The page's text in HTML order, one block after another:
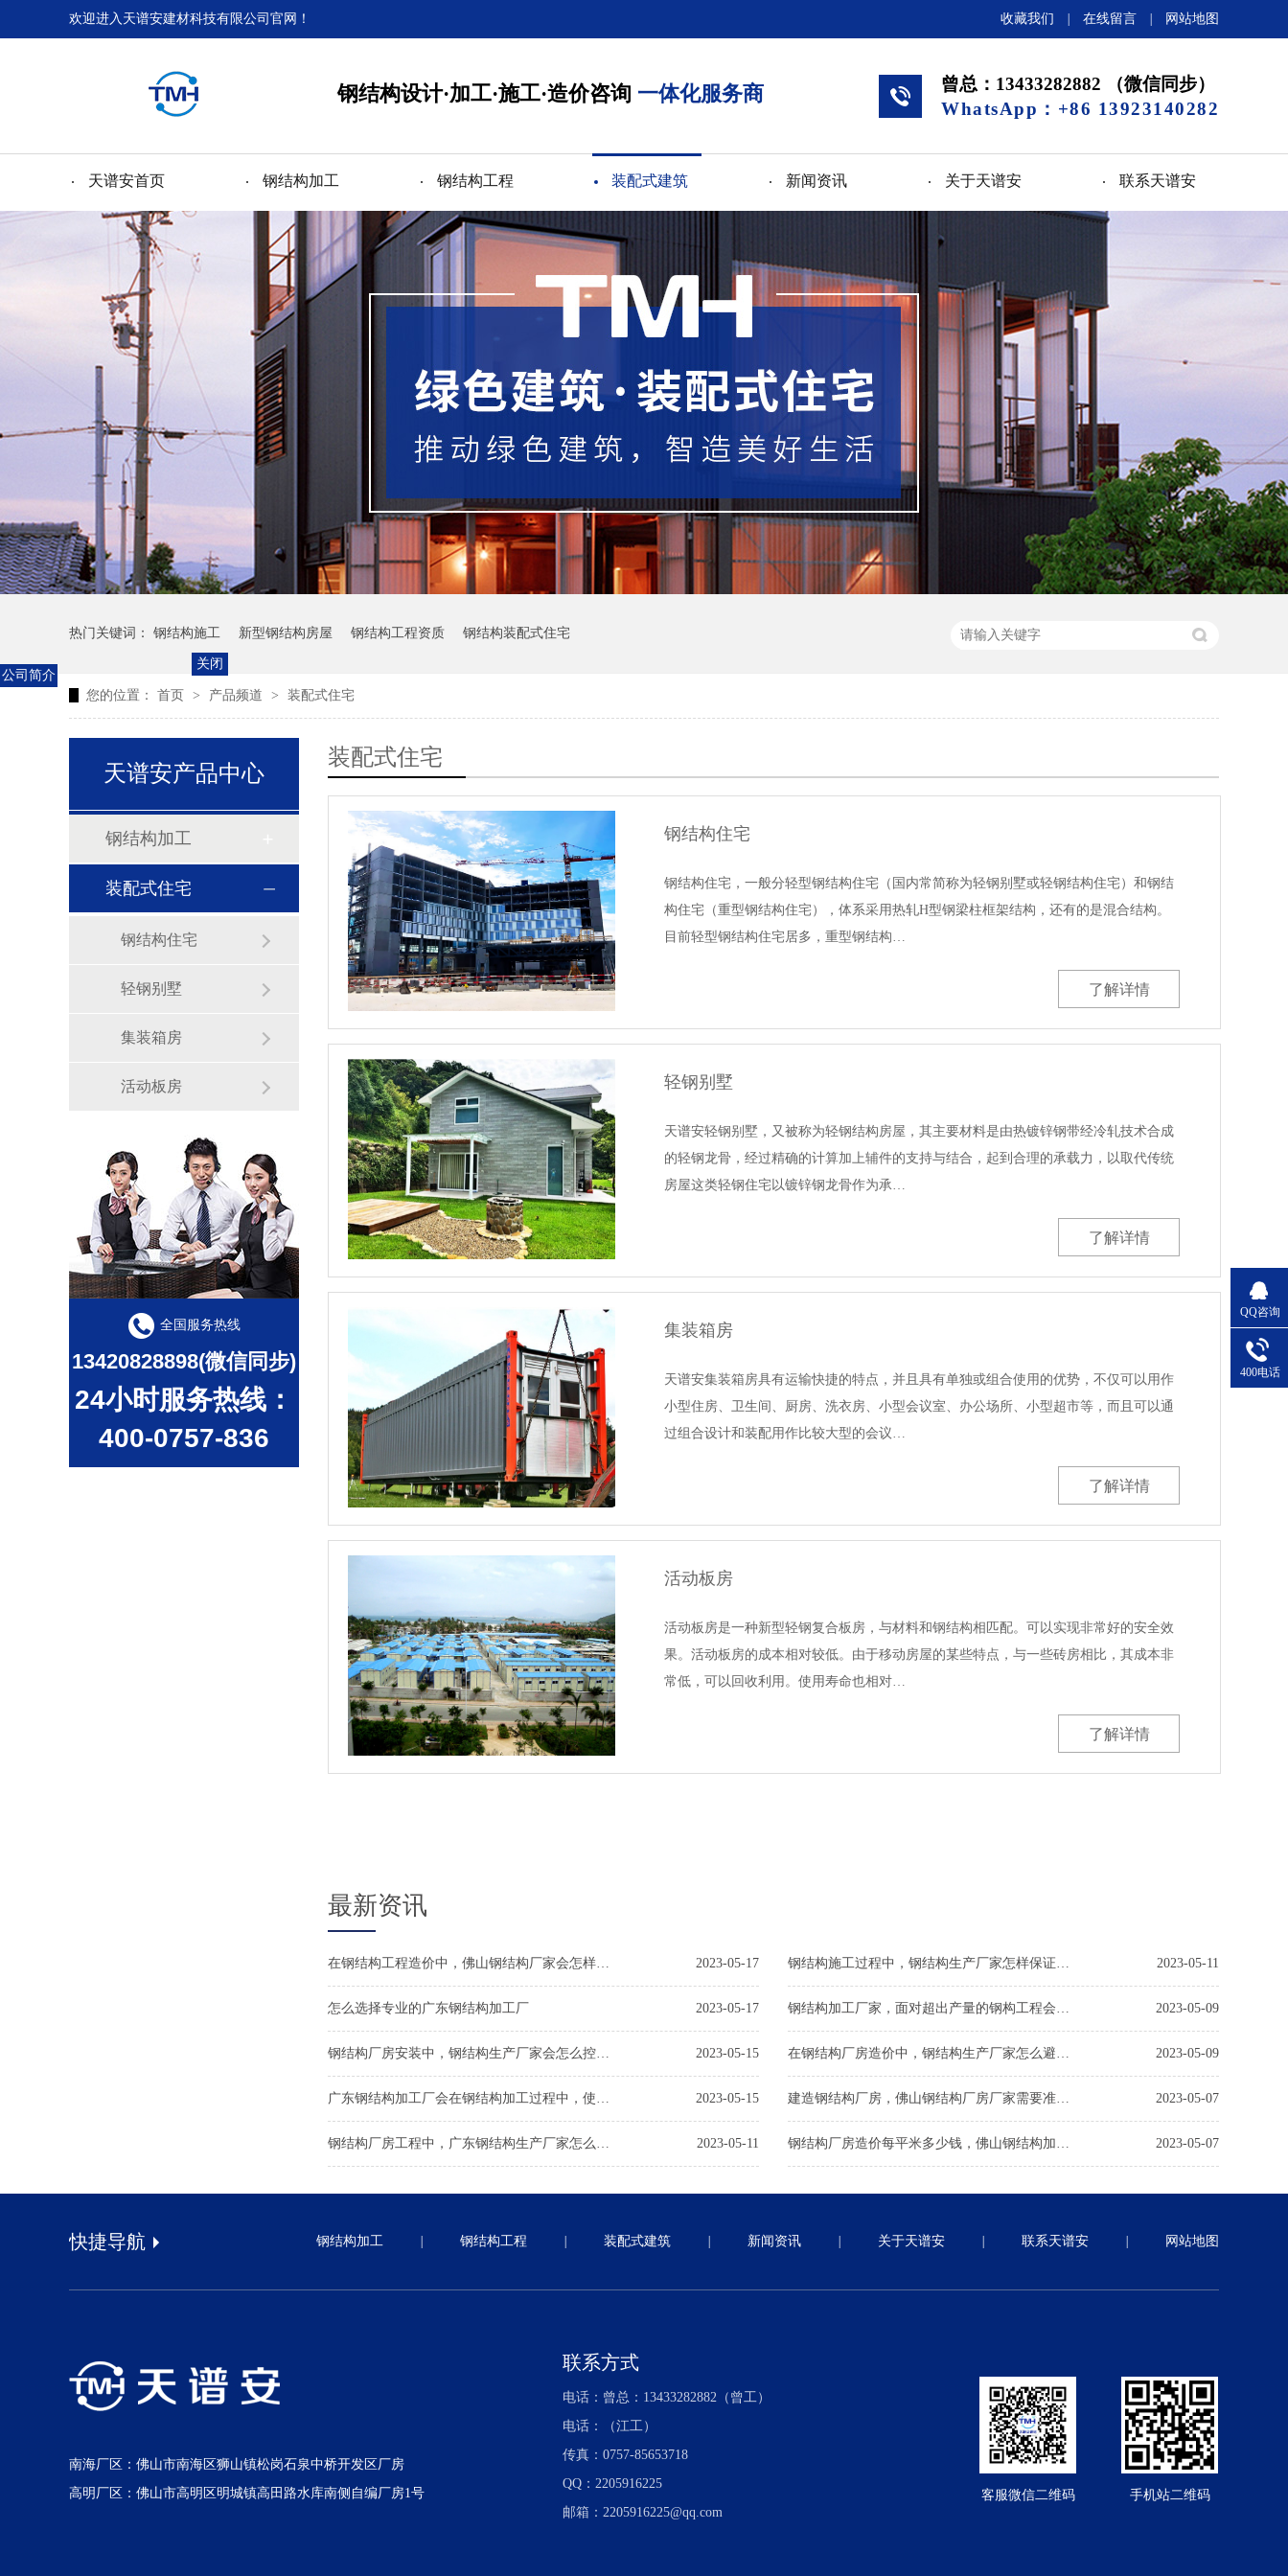
收藏我们 在线留言 网站地图
欢迎进入天谱安建材科技有限公司官网！
曾总：13433282882 （微信同步）
WhatsApp：+86 13923140282
钢结构设计·加工·施工·造价咨询 一体化服务商
天谱安首页 钢结构加工 钢结构工程 装配式建筑 新闻资讯 关于天谱安 联系天谱安
热门关键词： 钢结构施工 新型钢结构房屋 钢结构工程资质 钢结构装配式住宅
您的位置： 首页 > 产品频道 > 装配式住宅
装配式住宅
钢结构住宅
钢结构住宅，一般分轻型钢结构住宅（国内常简称为轻钢别墅或轻钢结构住宅）和钢结
构住宅（重型钢结构住宅），体系采用热轧H型钢梁柱框架结构，还有的是混合结构。
目前轻型钢结构住宅居多，重型钢结构…
了解详情
轻钢别墅
天谱安轻钢别墅，又被称为轻钢结构房屋，其主要材料是由热镀锌钢带经冷轧技术合成
的轻钢龙骨，经过精确的计算加上辅件的支持与结合，起到合理的承载力，以取代传统
房屋这类轻钢住宅以镀锌钢龙骨作为承…
了解详情
集装箱房
天谱安集装箱房具有运输快捷的特点，并且具有单独或组合使用的优势，不仅可以用作
小型住房、卫生间、厨房、洗衣房、小型会议室、办公场所、小型超市等，而且可以通
过组合设计和装配用作比较大型的会议…
了解详情
活动板房
活动板房是一种新型轻钢复合板房，与材料和钢结构相匹配。可以实现非常好的安全效
果。活动板房的成本相对较低。由于移动房屋的某些特点，与一些砖房相比，其成本非
常低，可以回收利用。使用寿命也相对…
了解详情
最新资讯
在钢结构工程造价中，佛山钢结构厂家会怎样保证客户利益 2023-05-17
怎么选择专业的广东钢结构加工厂 2023-05-17
钢结构厂房安装中，钢结构生产厂家会怎么控制钢结构造价？ 2023-05-15
广东钢结构加工厂会在钢结构加工过程中，使用哪些工艺？ 2023-05-15
钢结构厂房工程中，广东钢结构生产厂家怎么控制成本 2023-05-11
钢结构施工过程中，钢结构生产厂家怎样保证钢构工程顺利进行 2023-05-11
钢结构加工厂家，面对超出产量的钢构工程会怎出处理 2023-05-09
在钢结构厂房造价中，钢结构生产厂家怎么避免超出预算的 2023-05-09
建造钢结构厂房，佛山钢结构厂房厂家需要准备哪些工作 2023-05-07
钢结构厂房造价每平米多少钱，佛山钢结构加工厂家会进行怎样一个钢结构造价 2023-05-07
天谱安产品中心
钢结构加工
装配式住宅
钢结构住宅
轻钢别墅
集装箱房
活动板房
全国服务热线
13420828898(微信同步)
24小时服务热线：
400-0757-836
快捷导航 钢结构加工 钢结构工程 装配式建筑 新闻资讯 关于天谱安 联系天谱安 网站地图
客服微信二维码 手机站二维码
南海厂区：佛山市南海区狮山镇松岗石泉中桥开发区厂房
高明厂区：佛山市高明区明城镇高田路水库南侧自编厂房1号
联系方式
电话：曾总：13433282882（曾工）
电话：（江工）
传真：0757-85653718
QQ：2205916225
邮箱：2205916225@qq.com
QQ咨询
400电话
关闭
公司简介